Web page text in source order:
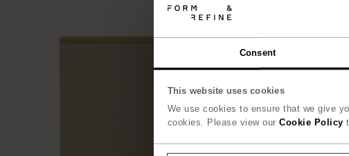
Consent
This website uses cookies
We use cookies to ensure that we give
cookies. Please view our Cookie Policy